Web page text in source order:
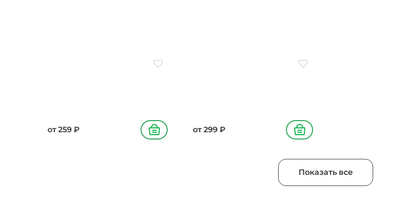
Добавить в избранное
от 259 ₽ В корзину
Добавить в избранное
от 299 ₽ В корзину
Показать все